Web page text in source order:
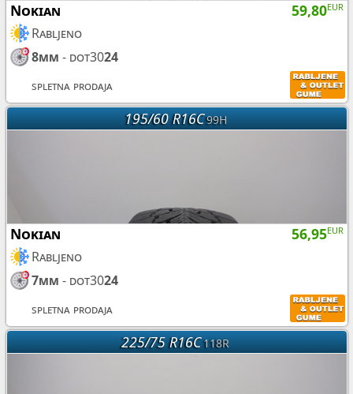
59,80EUR
Nokian
Rabljeno
8mm - dot3024
spletna prodaja
195/60 R16C99H
56,95EUR
Nokian
Rabljeno
7mm - dot3024
spletna prodaja
225/75 R16C118R